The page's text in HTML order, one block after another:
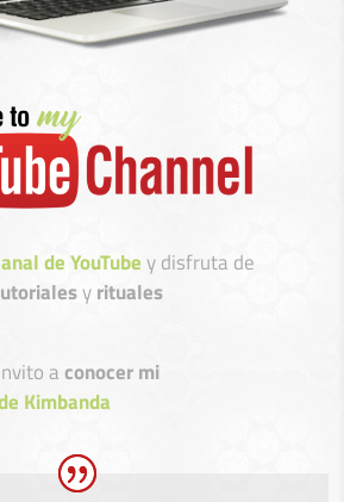
de YouTubey disfruta de
yrituales
aconocer mi
Kimbanda